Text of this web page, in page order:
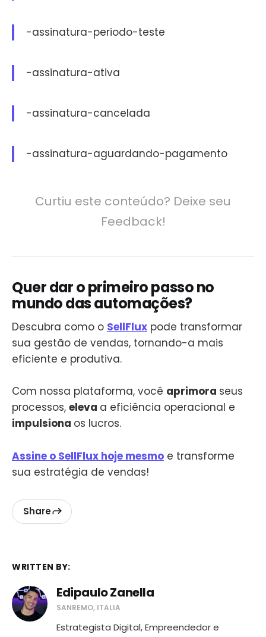
-assinatura-periodo-teste
-assinatura-ativa
-assinatura-cancelada
-assinatura-aguardando-pagamento
Curtiu este conteúdo? Deixe seu
Feedback!
Quer dar o primeiro passo no
mundo das automações?
Descubra como o SellFlux pode transformar
sua gestão de vendas, tornando-a mais
eficiente e produtiva.
Com nossa plataforma, você aprimora seus
processos, eleva a eficiência operacional e
impulsiona os lucros.
Assine o SellFlux hoje mesmo e transforme
sua estratégia de vendas!
Share
WRITTEN BY:
Edipaulo Zanella
SANREMO, ITALIA
Estrategista Digital, Empreendedor e